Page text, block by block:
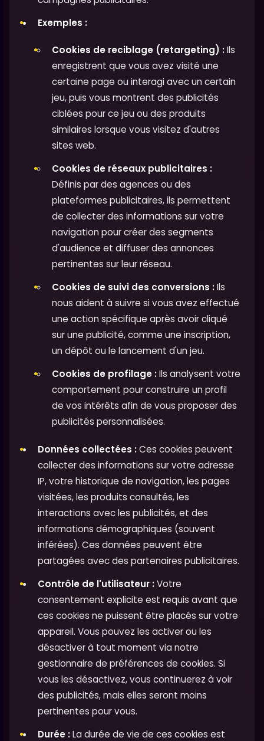
Exemples :
Cookies de reciblage (retargeting) :Ils
enregistrent que vous avez visité une
certaine page ou interagi avec un certain
jeu, puis vous montrent des publicités
ciblées pour ce jeu ou des produits
similaires lorsque vous visitez d'autres
sites web.
Cookies de réseaux publicitaires :
Définis par des agences ou des
plateformes publicitaires, ils permettent
de collecter des informations sur votre
navigation pour créer des segments
d'audience et diffuser des annonces
pertinentes sur leur réseau.
Cookies de suivi des conversions :Ils
nous aident à suivre si vous avez effectué
une action spécifique après avoir cliqué
sur une publicité, comme une inscription,
un dépôt ou le lancement d'un jeu.
Cookies de profilage :Ils analysent votre
comportement pour construire un profil
de vos intérêts afin de vous proposer des
publicités personnalisées.
Données collectées :Ces cookies peuvent
collecter des informations sur votre adresse
IP, votre historique de navigation, les pages
visitées, les produits consultés, les
interactions avec les publicités, et des
informations démographiques (souvent
inférées). Ces données peuvent être
partagées avec des partenaires publicitaires.
Contrôle de l'utilisateur :Votre
consentement explicite est requis avant que
ces cookies ne puissent être placés sur votre
appareil. Vous pouvez les activer ou les
désactiver à tout moment via notre
gestionnaire de préférences de cookies. Si
vous les désactivez, vous continuerez à voir
des publicités, mais elles seront moins
pertinentes pour vous.
Durée :La durée de vie de ces cookies est